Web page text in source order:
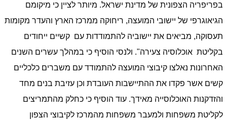
בפריפריה הצפונית של מדינת ישראל. מיותר לציין כי מיקומם
הגיאוגרפי של יישובי המועצה, ריחוקה ממרכז הארץ והעדר מקומות
תעסוקה, מביאים את יישוביה להתמודדות עם קשיים ייחודים
בקליטת אוכלוסיה צעירה". ולנסי הוסיף כי במהלך עשרים השנים
האחרונות נאלצו קיבוצי המועצה להתמודד עם משברים כלכליים
קשים אשר פקדו את ההתיישבות העובדת וכן עזיבת בנים מחד
והזדקנות האוכלוסייה מאידך. עוד הוסיף כי כחלק מהתמריצים
לקליטת משפחות ולמעבר משפחות מהמרכז לקיבוצי הצפון